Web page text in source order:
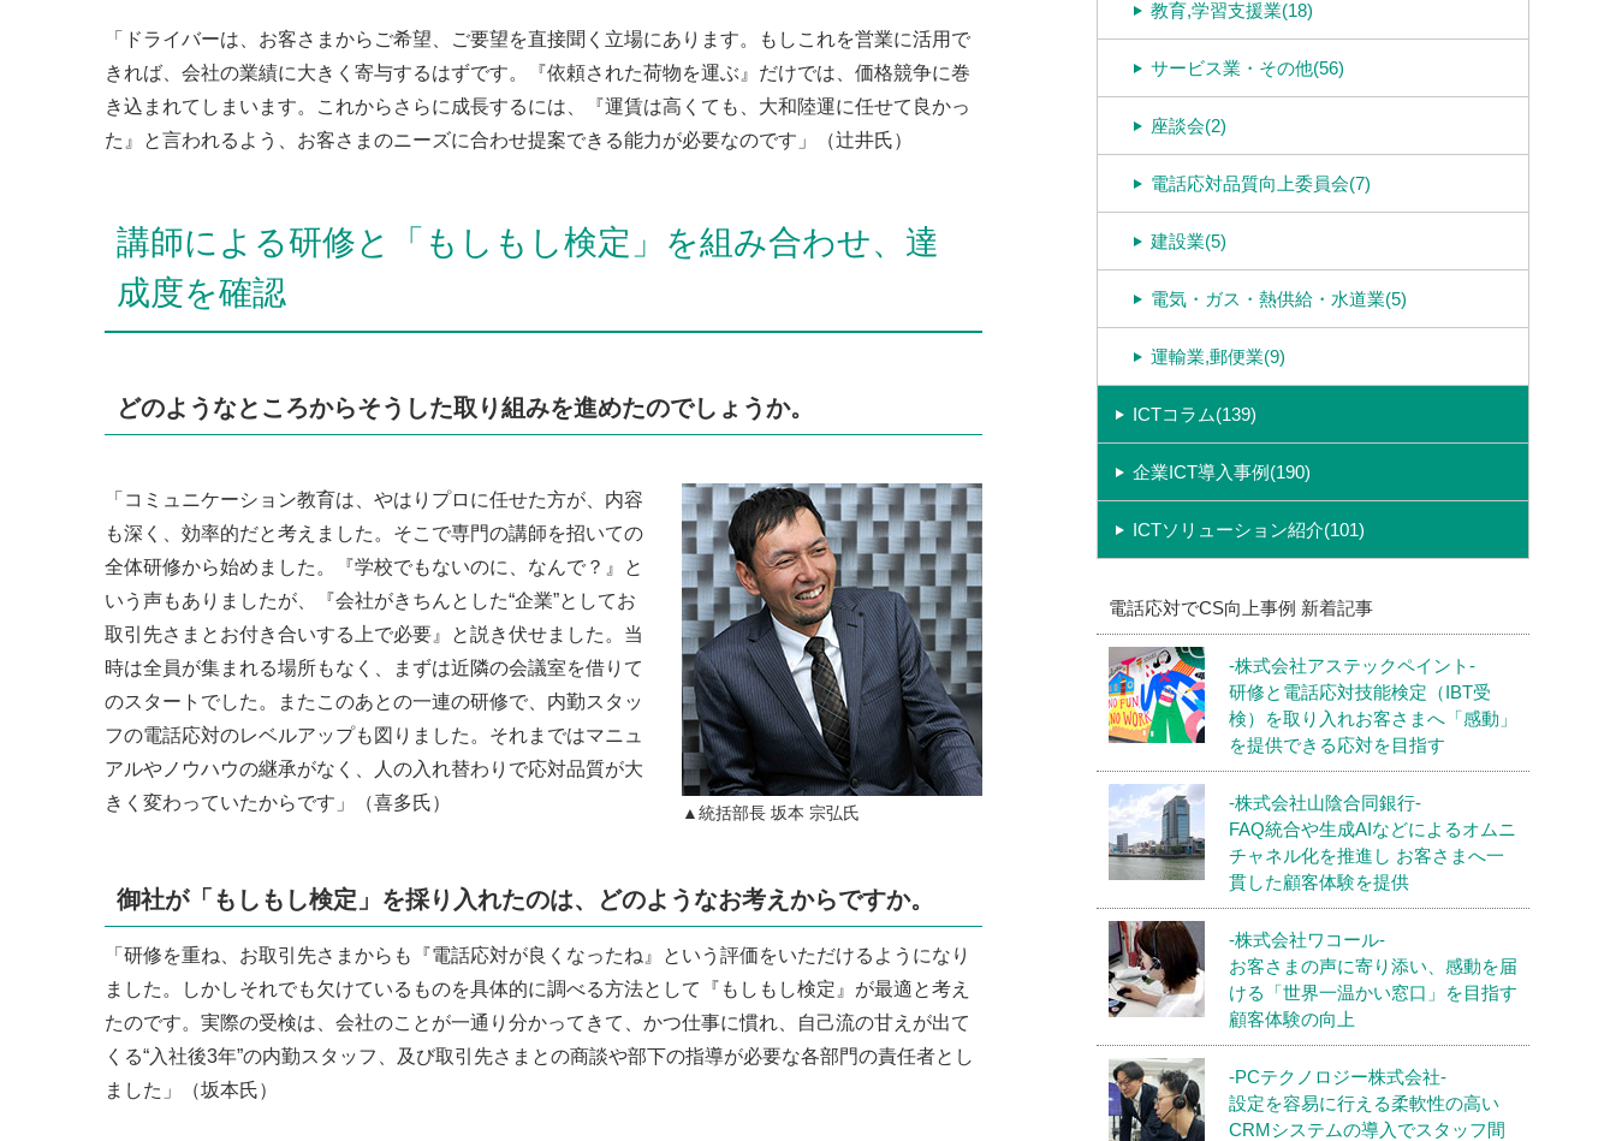
「ドライバーは、お客さまからご希望、ご要望を直接聞く立場にあります。もしこれを営業に活用で
きれば、会社の業績に大きく寄与するはずです。『依頼された荷物を運ぶ』だけでは、価格競争に巻
き込まれてしまいます。これからさらに成長するには、『運賃は高くても、大和陸運に任せて良かっ
た』と言われるよう、お客さまのニーズに合わせ提案できる能力が必要なのです」（辻井氏）
講師による研修と「もしもし検定」を組み合わせ、達
成度を確認
どのようなところからそうした取り組みを進めたのでしょうか。
▲統括部長 坂本 宗弘氏
「コミュニケーション教育は、やはりプロに任せた方が、内容
も深く、効率的だと考えました。そこで専門の講師を招いての
全体研修から始めました。『学校でもないのに、なんで？』と
いう声もありましたが、『会社がきちんとした“企業”としてお
取引先さまとお付き合いする上で必要』と説き伏せました。当
時は全員が集まれる場所もなく、まずは近隣の会議室を借りて
のスタートでした。またこのあとの一連の研修で、内勤スタッ
フの電話応対のレベルアップも図りました。それまではマニュ
アルやノウハウの継承がなく、人の入れ替わりで応対品質が大
きく変わっていたからです」（喜多氏）
御社が「もしもし検定」を採り入れたのは、どのようなお考えからですか。
「研修を重ね、お取引先さまからも『電話応対が良くなったね』という評価をいただけるようになり
ました。しかしそれでも欠けているものを具体的に調べる方法として『もしもし検定』が最適と考え
たのです。実際の受検は、会社のことが一通り分かってきて、かつ仕事に慣れ、自己流の甘えが出て
くる“入社後3年”の内勤スタッフ、及び取引先さまとの商談や部下の指導が必要な各部門の責任者とし
ました」（坂本氏）
教育,学習支援業(18)
サービス業・その他(56)
座談会(2)
電話応対品質向上委員会(7)
建設業(5)
電気・ガス・熱供給・水道業(5)
運輸業,郵便業(9)
ICTコラム(139)
企業ICT導入事例(190)
ICTソリューション紹介(101)
電話応対でCS向上事例 新着記事
-株式会社アステックペイント-
研修と電話応対技能検定（IBT受
検）を取り入れお客さまへ「感動」
を提供できる応対を目指す
-株式会社山陰合同銀行-
FAQ統合や生成AIなどによるオムニ
チャネル化を推進し お客さまへ一
貫した顧客体験を提供
-株式会社ワコール-
お客さまの声に寄り添い、感動を届
ける「世界一温かい窓口」を目指す
顧客体験の向上
-PCテクノロジー株式会社-
設定を容易に行える柔軟性の高い
CRMシステムの導入でスタッフ間